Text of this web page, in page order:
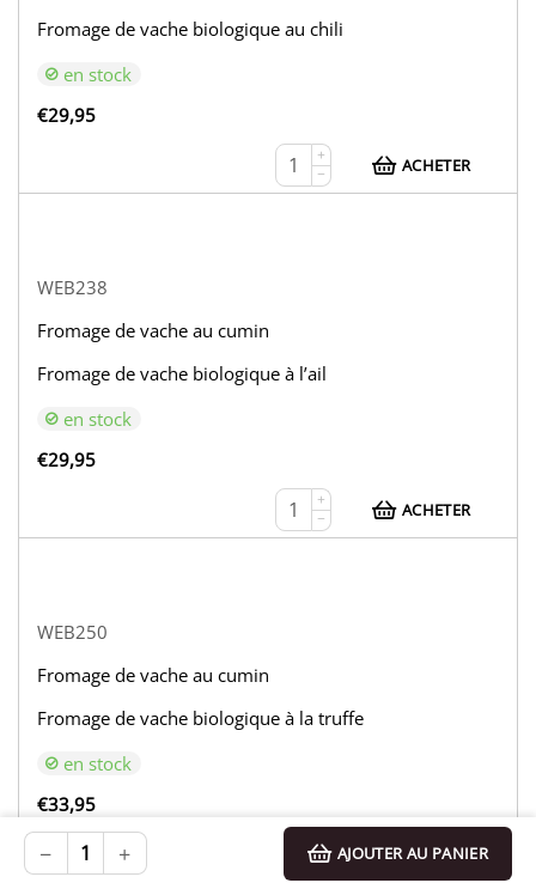
+
− AJOUTER AU PANIER
Fromage de vache biologique au chili
en stock
€29,95
+
−
ACHETER
WEB238
Fromage de vache au cumin
Fromage de vache biologique à l’ail
en stock
€29,95
+
−
ACHETER
WEB250
Fromage de vache au cumin
Fromage de vache biologique à la truffe
en stock
€33,95
+
−
ACHETER